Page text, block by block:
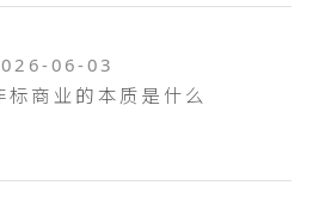
06-03
标商业的本质是什么